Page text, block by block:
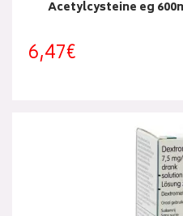
Acetylcysteine eg
6,47€